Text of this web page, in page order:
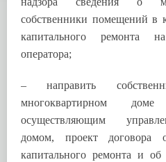
собственники помещений в
капитального ремонта
оператора;
– направить
многоквартирном
осуществляющим
домом, проект договора
капитального ремонта и об